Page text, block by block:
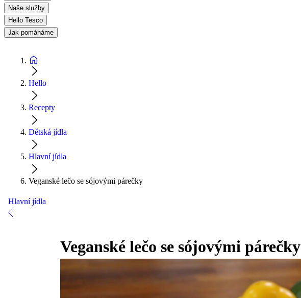
Naše služby
Hello Tesco
Jak pomáháme
Hello
Recepty
Dětská jídla
Hlavní jídla
Veganské lečo se sójovými párečky
Hlavní jídla
Veganské lečo se sójovými párečky